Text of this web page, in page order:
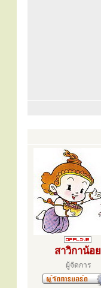
สาวิกาน้อย
ผู้จัดการ